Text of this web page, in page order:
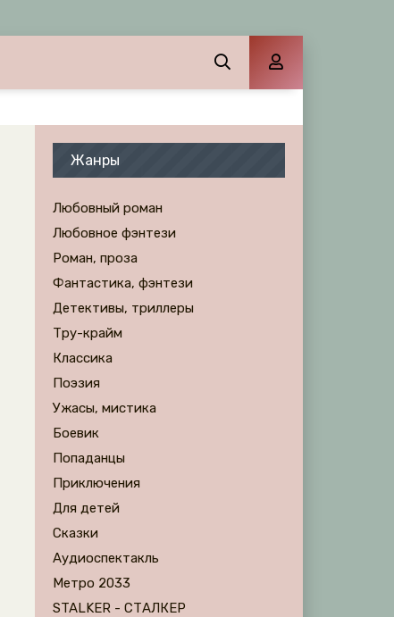
Жанры
Любовный роман
Любовное фэнтези
Роман, проза
Фантастика, фэнтези
Детективы, триллеры
Тру-крайм
Классика
Поэзия
Ужасы, мистика
Боевик
Попаданцы
Приключения
Для детей
Сказки
Аудиоспектакль
Метро 2033
STALKER - СТАЛКЕР